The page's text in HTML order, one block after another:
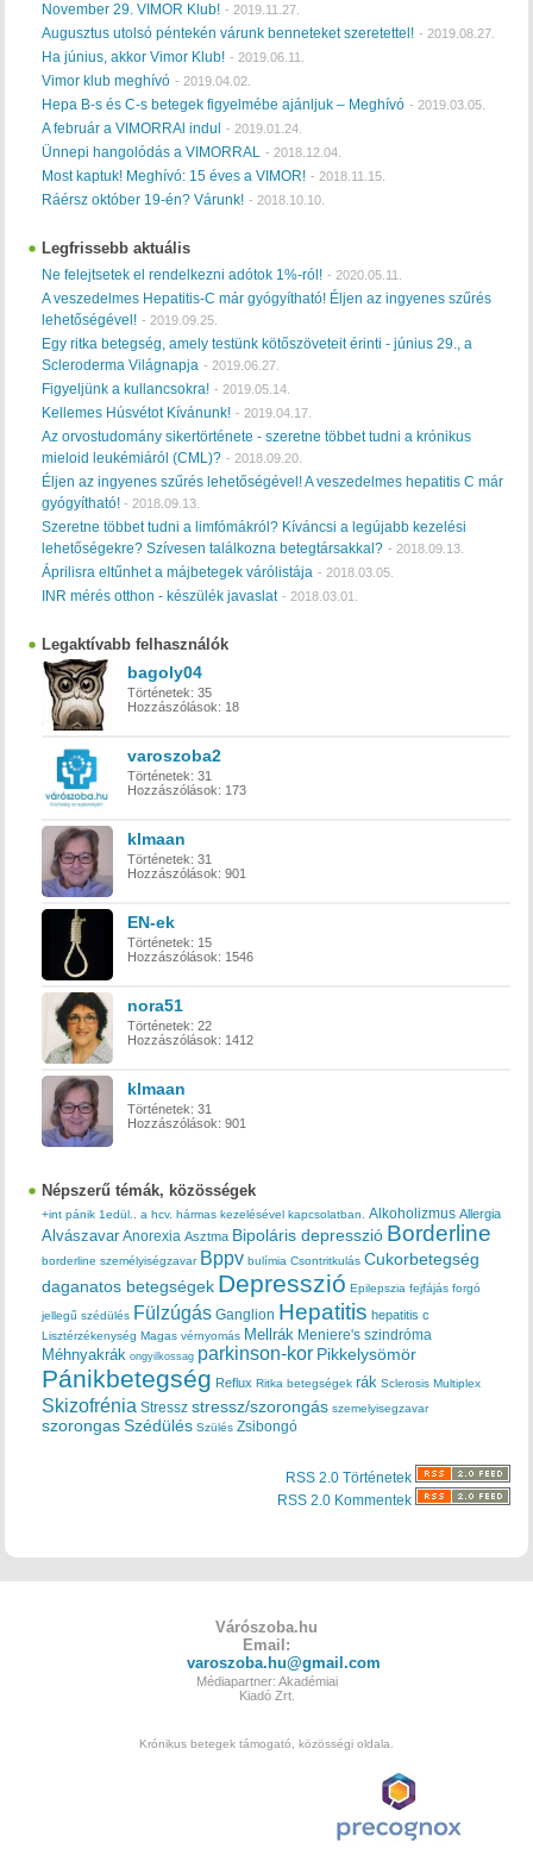
November 29. VIMOR Klub! - 2019.11.27.
Augusztus utolsó péntekén várunk benneteket szeretettel! - 2019.08.27.
Ha június, akkor Vimor Klub! - 2019.06.11.
Vimor klub meghívó - 2019.04.02.
Hepa B-s és C-s betegek figyelmébe ajánljuk – Meghívó - 2019.03.05.
A február a VIMORRAl indul - 2019.01.24.
Ünnepi hangolódás a VIMORRAL - 2018.12.04.
Most kaptuk! Meghívó: 15 éves a VIMOR! - 2018.11.15.
Ráérsz október 19-én? Várunk! - 2018.10.10.
Legfrissebb aktuális
Ne felejtsetek el rendelkezni adótok 1%-ról! - 2020.05.11.
A veszedelmes Hepatitis-C már gyógyítható! Éljen az ingyenes szűrés
lehetőségével! - 2019.09.25.
Egy ritka betegség, amely testünk kötőszöveteit érinti - június 29., a
Scleroderma Világnapja - 2019.06.27.
Figyeljünk a kullancsokra! - 2019.05.14.
Kellemes Húsvétot Kívánunk! - 2019.04.17.
Az orvostudomány sikertörténete - szeretne többet tudni a krónikus
mieloid leukémiáról (CML)? - 2018.09.20.
Éljen az ingyenes szűrés lehetőségével! A veszedelmes hepatitis C már
gyógyítható!- 2018.09.13.
Szeretne többet tudni a limfómákról? Kíváncsi a legújabb kezelési
lehetőségekre? Szívesen találkozna betegtársakkal? - 2018.09.13.
Áprilisra eltűnhet a májbetegek várólistája - 2018.03.05.
INR mérés otthon - készülék javaslat - 2018.03.01.
Legaktívabb felhasználók
bagoly04
Történetek: 35
Hozzászólások: 18
varoszoba2
Történetek: 31
Hozzászólások: 173
klmaan
Történetek: 31
Hozzászólások: 901
EN-ek
Történetek: 15
Hozzászólások: 1546
nora51
Történetek: 22
Hozzászólások: 1412
klmaan
Történetek: 31
Hozzászólások: 901
Népszerű témák, közösségek
+int pánik 1edül.. a hcv. hármas kezelésével kapcsolatban. Alkoholizmus Allergia
Alvászavar Anorexia Asztma Bipoláris depresszió Borderline
borderline személyiségzavar Bppv bulímia Csontritkulás Cukorbetegség
daganatos betegségek Depresszió Epilepszia fejfájás forgó
jellegű szédülés Fülzúgás Ganglion Hepatitis hepatitis c
Lisztérzékenység Magas vérnyomás Mellrák Meniere's szindróma
Méhnyakrák ongyilkossag parkinson-kor Pikkelysömör
Pánikbetegség Reflux Ritka betegségek rák Sclerosis Multiplex
Skizofrénia Stressz stressz/szorongás szemelyisegzavar
szorongas Szédülés Szülés Zsibongó
RSS 2.0 Történetek
RSS 2.0 Kommentek
Várószoba.hu
Email:
varoszoba.hu@gmail.com
Médiapartner: Akadémiai
Kiadó Zrt.
Krónikus betegek támogató, közösségi oldala.